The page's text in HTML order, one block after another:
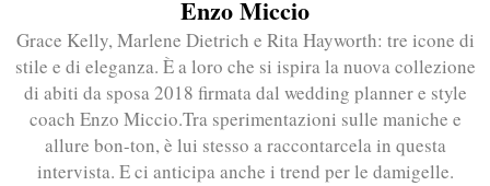
Enzo Miccio
Grace Kelly, Marlene Dietrich e Rita Hayworth: tre icone di
stile e di eleganza. È a loro che si ispira la nuova collezione
di abiti da sposa 2018 firmata dal wedding planner e style
coach Enzo Miccio.Tra sperimentazioni sulle maniche e
allure bon-ton, è lui stesso a raccontarcela in questa
intervista. E ci anticipa anche i trend per le damigelle.